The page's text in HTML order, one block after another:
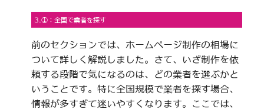
3.①：全国で業者を探す
前のセクションでは、ホームページ制作の相場に
ついて詳しく解説しました。さて、いざ制作を依
頼する段階で気になるのは、どの業者を選ぶかと
いうことです。特に全国規模で業者を探す場合、
情報が多すぎて迷いやすくなります。ここでは、